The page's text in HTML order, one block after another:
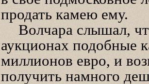
продать камею ему.
Волчара слышал,
аукционах подобные
миллионов евро, и
получить намного